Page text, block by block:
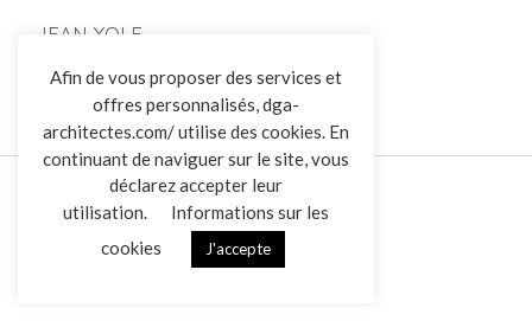
L’AGENCE
RÉALISATIONS
ACTUALITÉS
CONTACT
JEAN YOLE
Afin de vous proposer des services et
offres personnalisés, dga-
architectes.com/ utilise des cookies. En
continuant de naviguer sur le site, vous
déclarez accepter leur
utilisation.
Informations sur les
cookies
J'accepte